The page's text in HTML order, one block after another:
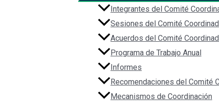
Integrantes del Comité
Sesiones del Comité
Acuerdos del Comité
Programa de Trabajo Anual
Informes
Recomendaciones del Comité
Mecanismos de Coordinación
Christian Vázquez /